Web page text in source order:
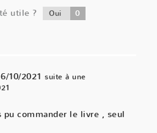
utile ?
Oui 0
10/2021 suite à une
pu commander le livre , seul